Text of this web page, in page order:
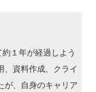
１年が経過しよう
、資料作成、クライ
が、自身のキャリア